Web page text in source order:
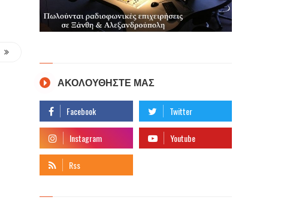
ΑΚΟΛΟΥΘΗΣΤΕ ΜΑΣ